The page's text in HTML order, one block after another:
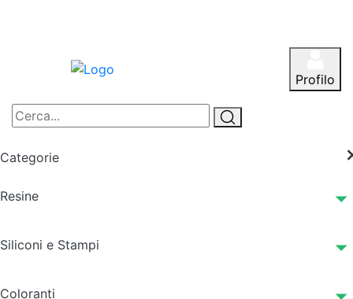
Profilo
Categorie
Resine
Siliconi e Stampi
Coloranti